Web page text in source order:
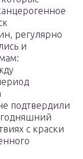
регулярно
и
подтвердили
с краски